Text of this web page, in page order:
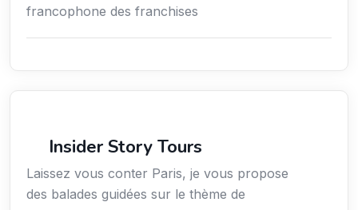
francophone des franchises
Insider Story Tours
Laissez vous conter Paris, je vous propose
des balades guidées sur le thème de